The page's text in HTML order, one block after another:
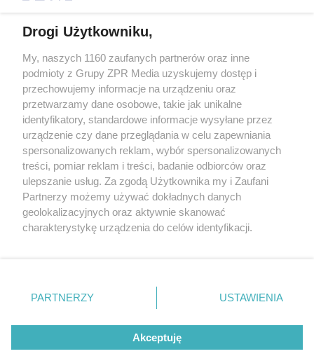
Żaden utwór zamieszczony w serwisie nie może być powielany i
rozpowszechniany lub dalej rozpowszechniany w jakikolwiek sposób (w
tym także elektroniczny lub mechaniczny) na jakimkolwiek polu
eksploatacji w jakiejkolwiek formie, włącznie z umieszczaniem w
Internecie bez pisemnej zgody właściciela praw. Jakiekolwiek użycie lub
wykorzystanie utworów w całości lub w części z naruszeniem prawa,
tzn. bez właściwej zgody, jest zabronione pod groźbą kary i może być
ścigane prawnie.
© 2026 Grupa ZPR Media
Drogi Użytkowniku,
My, naszych 1160 zaufanych partnerów oraz inne
podmioty z Grupy ZPR Media uzyskujemy dostęp i
przechowujemy informacje na urządzeniu oraz
przetwarzamy dane osobowe, takie jak unikalne
identyfikatory, standardowe informacje wysyłane przez
urządzenie czy dane przeglądania w celu zapewniania
spersonalizowanych reklam, wybór spersonalizowanych
treści, pomiar reklam i treści, badanie odbiorców oraz
ulepszanie usług. Za zgodą Użytkownika my i Zaufani
Partnerzy możemy używać dokładnych danych
geolokalizacyjnych oraz aktywnie skanować
charakterystykę urządzenia do celów identyfikacji.
zmienić/wycofać klikając przycisk ustawień prywatności
znajdujący się w lewym dolnym rogu strony
rodzaje przetwarzania danych nie wymagają zgody
użytkownika, ale masz prawo sprzeciwić się takiemu
przetwarzaniu. Preferencje będą miały zastosowanie tylko
PARTNERZY USTAWIENIA
Akceptuję